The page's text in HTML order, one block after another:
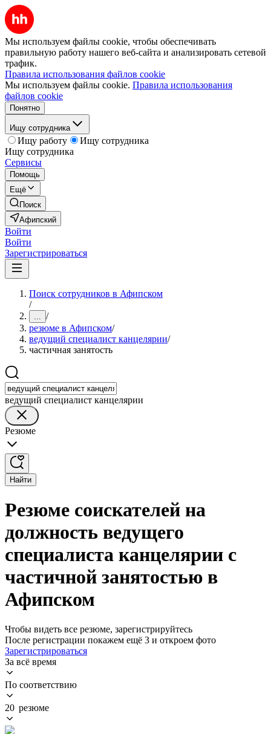
Мы используем файлы cookie, чтобы обеспечивать
правильную работу нашего веб-сайта и анализировать сетевой
трафик.
Правила использования файлов cookie
Мы используем файлы cookie. Правила использования
файлов cookie
Понятно
Ищу сотрудника
Ищу работу
Ищу сотрудника
Ищу сотрудника
Сервисы
Помощь
Ещё
Поиск
Афипский
Войти
Войти
Зарегистрироваться
Поиск сотрудников в Афипском
/
... /
резюме в Афипском/
ведущий специалист канцелярии/
частичная занятость
ведущий специалист канцелярии
Резюме
Найти
Резюме соискателей на
должность ведущего
специалиста канцелярии с
частичной занятостью в
Афипском
Чтобы видеть все резюме, зарегистрируйтесь
После регистрации покажем ещё 3 и откроем фото
Зарегистрироваться
За всё время
По соответствию
20 резюме